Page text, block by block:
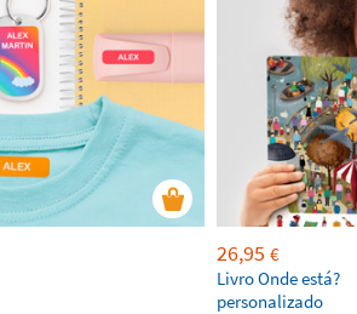
26,95 €
Livro Onde está?
personalizado